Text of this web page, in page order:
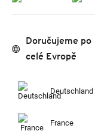
Doručujeme po
celé Evropě
Deutschland
France